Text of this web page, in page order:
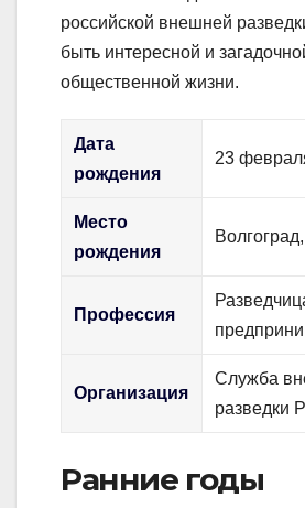
российской внешней
быть интересной и
общественной жизни.
Дата
рождения
23
Место
рождения
Профессия
Организация
Служба
разведки
Ранние годы